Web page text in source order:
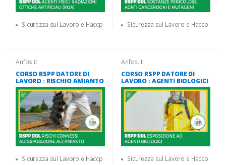
Sicurezza sul Lavoro e Haccp Sicurezza sul Lavoro e Haccp
Anfos.it
CORSO RSPP DATORE DI
LAVORO : RISCHIO AMIANTO
Sicurezza sul Lavoro e Haccp
Anfos.it
CORSO RSPP DATORE DI
LAVORO : AGENTI BIOLOGICI
Sicurezza sul Lavoro e Haccp